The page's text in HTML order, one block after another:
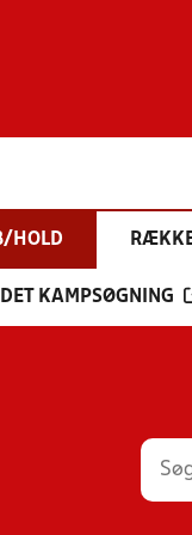
HOLD
KAMPSØGNING